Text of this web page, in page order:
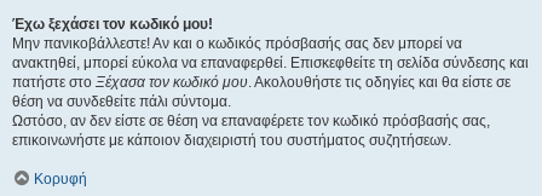
Έχω ξεχάσει τον κωδικό μου!
Μην πανικοβάλλεστε! Αν και ο κωδικός πρόσβασής σας δεν μπορεί να
ανακτηθεί, μπορεί εύκολα να επαναφερθεί. Επισκεφθείτε τη σελίδα σύνδεσης και
πατήστε στο Ξέχασα τον κωδικό μου. Ακολουθήστε τις οδηγίες και θα είστε σε
θέση να συνδεθείτε πάλι σύντομα.
Ωστόσο, αν δεν είστε σε θέση να επαναφέρετε τον κωδικό πρόσβασής σας,
επικοινωνήστε με κάποιον διαχειριστή του συστήματος συζητήσεων.
Κορυφή